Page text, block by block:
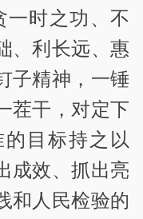
一时之功、不
、利长远、惠
子精神，一锤
茬干，对定下
目标持之以
成效、抓出亮
和人民检验的